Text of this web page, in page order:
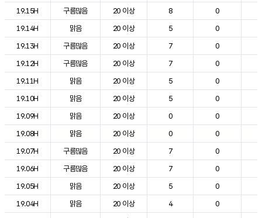
19.15H
구름많음 20 이상 8 0
19.14H
맑음 20 이상 5 0
19.13H
구름많음 20 이상 7 0
19.12H
구름많음 20 이상 7 0
19.11H
맑음 20 이상 5 0
19.10H
맑음 20 이상 5 0
19.09H
맑음 20 이상 0 0
19.08H
맑음 20 이상 0 0
19.07H
구름많음 20 이상 7 0
19.06H
구름많음 20 이상 7 0
19.05H
맑음 20 이상 5 0
19.04H
맑음 20 이상 4 0